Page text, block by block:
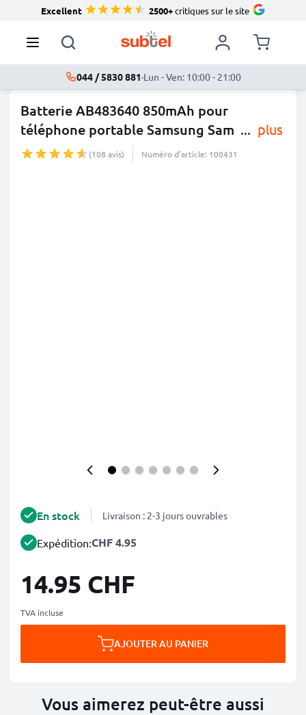
Excellent 2500+critiques sur le site
044 / 5830 881·Lun - Ven: 10:00 - 21:00
Batterie AB483640 850mAh pour
téléphone portable Samsung Sam ... plus
(108 avis) Numéro d’article: 100431
En stock Livraison : 2-3 jours ouvrables
Expédition:CHF 4.95
14.95 CHF
TVA incluse
AJOUTER AU PANIER
Vous aimerez peut-être aussi